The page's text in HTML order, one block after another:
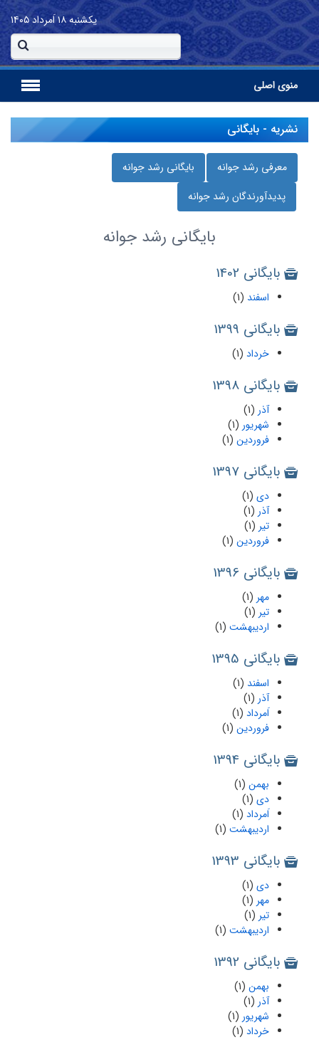
یکشنبه۱۸ اَمرداد ۱۴۰۵
منوی اصلی
نشریه - بایگانی
معرفی رشد جوانه
بایگانی رشد جوانه
پدیدآورندگان رشد جوانه
بایگانی رشد جوانه
بایگانی 1402
اسفند (1)
بایگانی 1399
خرداد (1)
بایگانی 1398
آذر (1)
شهریور (1)
فروردین (1)
بایگانی 1397
دی (1)
آذر (1)
تیر (1)
فروردین (1)
بایگانی 1396
مهر (1)
تیر (1)
اردیبهشت (1)
بایگانی 1395
اسفند (1)
آذر (1)
اَمرداد (1)
فروردین (1)
بایگانی 1394
بهمن (1)
دی (1)
اَمرداد (1)
اردیبهشت (1)
بایگانی 1393
دی (1)
مهر (1)
تیر (1)
اردیبهشت (1)
بایگانی 1392
بهمن (1)
آذر (1)
شهریور (1)
خرداد (1)